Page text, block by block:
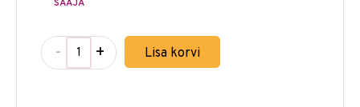
SAAJA
- + Lisa korvi